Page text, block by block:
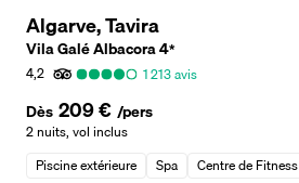
Algarve, Tavira
Vila Galé Albacora4*
4,2
1 213avis
Dès 209 € /pers
2 nuits, vol inclus
Piscine extérieure
Spa Centre de Fitness